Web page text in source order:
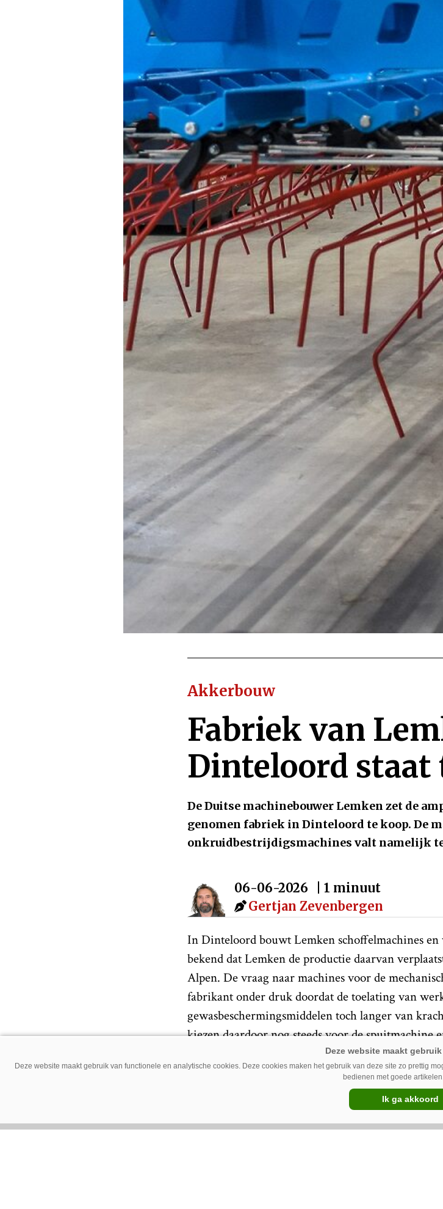
Akkerbouw
Fabriek van
Dinteloord staat
De Duitse machinebouwer Lemken zet de
genomen fabriek in Dinteloord te koop. De
onkruidbestrijdigsmachines valt namelijk
06-06-2026
| 1 minuut
Gertjan Zevenbergen
In Dinteloord bouwt Lemken schoffelmachines en
bekend dat Lemken de productie daarvan
Alpen. De vraag naar machines voor de
fabrikant onder druk doordat de toelating van
gewasbeschermingsmiddelen toch langer van
kiezen daardoor nog steeds voor de
Na de verhuizing kan de fabrikant de fabriek in
verluidt gaat de fabriek al dicht op 30 juni, waarna
Deze website maakt gebruik van functionele en analytische cookies. Deze cookies maken het gebruik van deze site zo prettig
bedienen met goede
Ik ga akkoord